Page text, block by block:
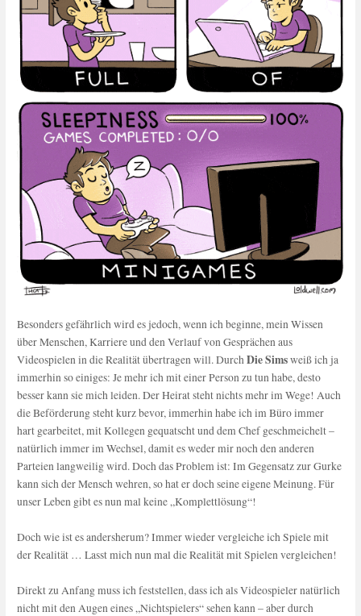
Besonders gefährlich wird es jedoch, wenn ich beginne, mein Wissen
über Menschen, Karriere und den Verlauf von Gesprächen aus
Videospielen in die Realität übertragen will. DurchDie Simsweiß ich ja
immerhin so einiges: Je mehr ich mit einer Person zu tun habe, desto
besser kann sie mich leiden. Der Heirat steht nichts mehr im Wege! Auch
die Beförderung steht kurz bevor, immerhin habe ich im Büro immer
hart gearbeitet, mit Kollegen gequatscht und dem Chef geschmeichelt –
natürlich immer im Wechsel, damit es weder mir noch den anderen
Parteien langweilig wird. Doch das Problem ist: Im Gegensatz zur Gurke
kann sich der Mensch wehren, so hat er doch seine eigene Meinung. Für
unser Leben gibt es nun mal keine „Komplettlösung“!
Doch wie ist es andersherum? Immer wieder vergleiche ich Spiele mit
der Realität … Lasst mich nun mal die Realität mit Spielen vergleichen!
Direkt zu Anfang muss ich feststellen, dass ich als Videospieler natürlich
nicht mit den Augen eines „Nichtspielers“ sehen kann – aber durch